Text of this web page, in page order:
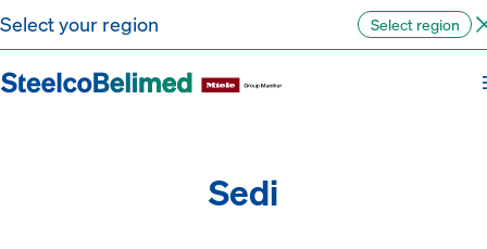
Select your region Select region
Sedi